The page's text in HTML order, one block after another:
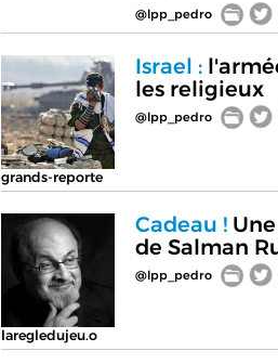
@lpp_pedro
grands-reporte
Israel :
les religieux
@lpp_pedro
laregledujeu.o
Cadeau !Une
de Salman
@lpp_pedro